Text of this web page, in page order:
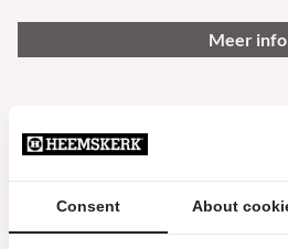
Meer info
Reviews
schoon en meest droog
Consent About